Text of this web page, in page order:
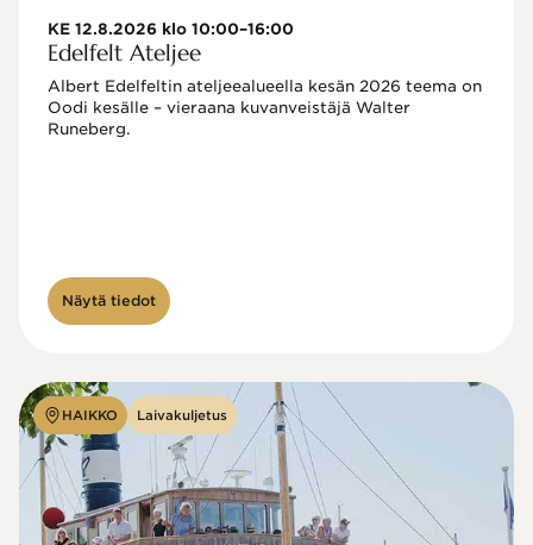
KE 12.8.2026 klo 10:00–16:00
Edelfelt Ateljee
Albert Edelfeltin ateljeealueella kesän 2026 teema on
Oodi kesälle – vieraana kuvanveistäjä Walter
Näytä tiedot
HAIKKO Laivakuljetus